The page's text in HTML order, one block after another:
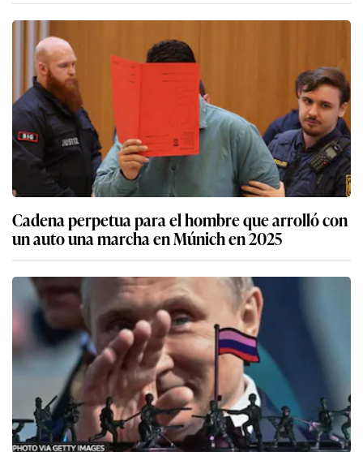
Cadena perpetua para el hombre que arrolló con
un auto una marcha en Múnich en 2025